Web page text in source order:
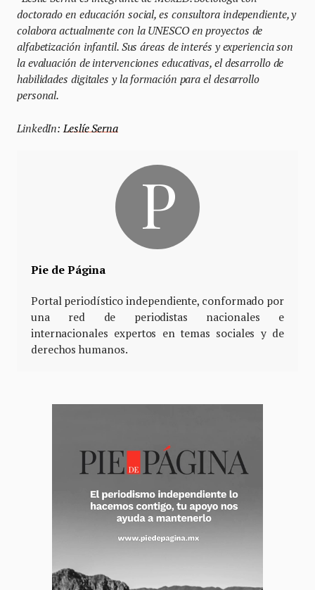
doctorado en educación social, es consultora independiente, y
colabora actualmente con la UNESCO en proyectos de
alfabetización infantil. Sus áreas de interés y experiencia son
la evaluación de intervenciones educativas, el desarrollo de
habilidades digitales y la formación para el desarrollo
personal.
LinkedIn: Leslíe Serna
Pie de Página
Portal periodístico independiente, conformado por
una red de periodistas nacionales e
internacionales expertos en temas sociales y de
derechos humanos.